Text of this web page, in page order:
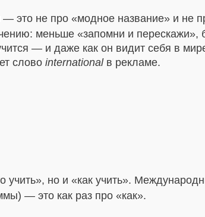
это не про «модное название» и не
меньше «запомни и
— и даже как он видит себя в
слово internationalв рекламе.
учить», но и «как учить».
— это как раз про «как».